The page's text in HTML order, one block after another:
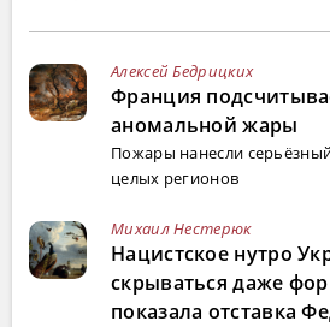
Алексей Бедрицких
Франция
аномальной жары
Пожары нанесли
целых регионов
Михаил Нестерюк
Нацистское нутро
скрываться даже
показала отставка